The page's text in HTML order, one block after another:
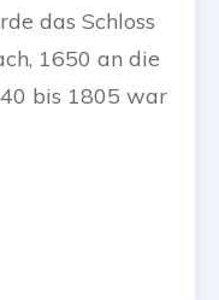
das Schloss
1650 an die
bis 1805 war